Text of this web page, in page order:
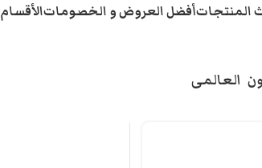
المنتجاتأفضل العروض و الخصوماتالأقسام
العالمى